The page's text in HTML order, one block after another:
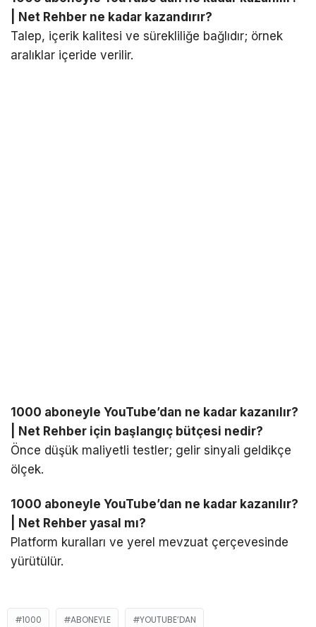
| Net Rehber ne kadar kazandırır?
Talep, içerik kalitesi ve sürekliliğe bağlıdır; örnek
aralıklar içeride verilir.
1000 aboneyle YouTube’dan ne kadar kazanılır?
| Net Rehber için başlangıç bütçesi nedir?
Önce düşük maliyetli testler; gelir sinyali geldikçe
ölçek.
1000 aboneyle YouTube’dan ne kadar kazanılır?
| Net Rehber yasal mı?
Platform kuralları ve yerel mevzuat çerçevesinde
yürütülür.
1000 ABONEYLE YOUTUBE’DAN